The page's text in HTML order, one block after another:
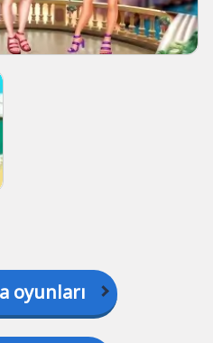
oyunları